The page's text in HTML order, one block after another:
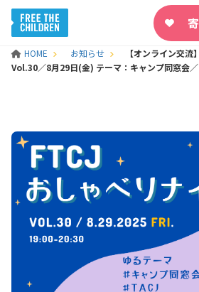
HOME お知らせ
【オンライン交
Vol.30／8月29日(金) テーマ：キャンプ同窓会／